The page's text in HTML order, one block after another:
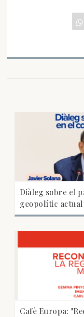
Diàleg sobre el
geopolític actual
Cafè Europa: